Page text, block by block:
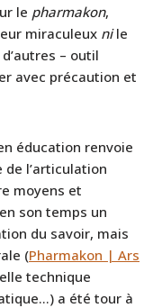
le pharmakon,
miraculeux nile
– outil
avec précaution et
éducation renvoie
l’articulation
moyens et
son temps un
du savoir, mais
(Pharmakon | Ars
technique
a été tour à